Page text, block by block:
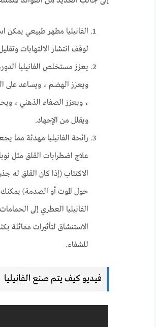
الفانيليا مطهر طبيعي يمكن
لوقف انتشار الالتهابات
يعزز مستخلص الفانيليا
ويعزز الهضم ، ويساعد على
، ويعزز الصفاء الذهني ،
ويقلل من الإجهاد.
رائحة الفانيليا مهدئة مما
علاج اضطرابات القلق مثل
الاكتئاب (إذا كان القلق له
حول الموت أو الصدمة)
الفانيليا العطري إلى
الاستنشاق لتأثيرات مماثلة
للشفاء.
فيديو كيف يتم صنع الفانيليا